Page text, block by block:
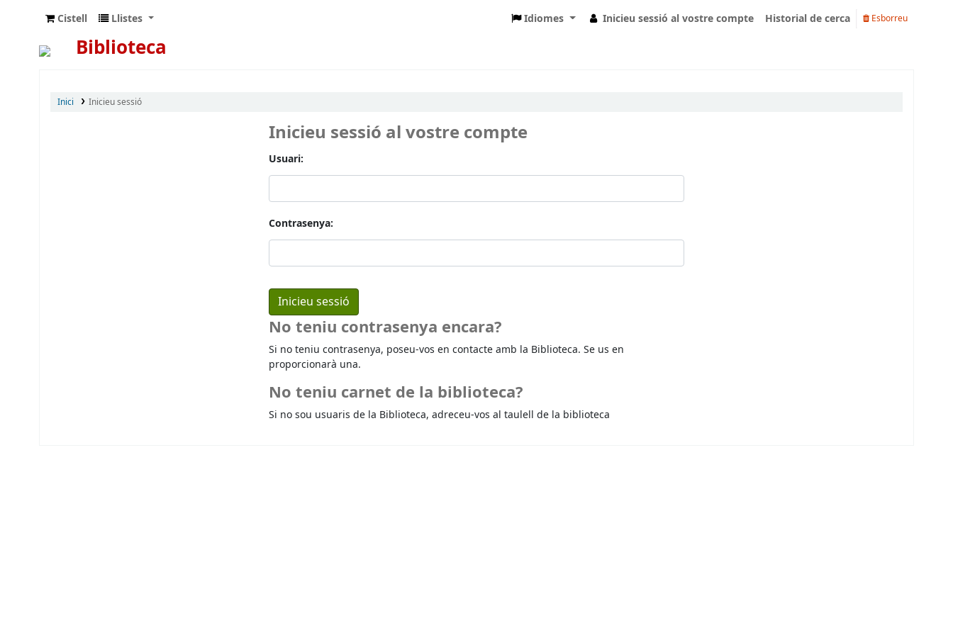
Cistell Llistes Idiomes Inicieu sessió al vostre compte Historial de cerca Esborreu
Biblioteca
Inici Inicieu sessió
Inicieu sessió al vostre compte
Usuari:
Contrasenya:
No teniu contrasenya encara?
Si no teniu contrasenya, poseu-vos en contacte amb la Biblioteca. Se us en
proporcionarà una.
No teniu carnet de la biblioteca?
Si no sou usuaris de la Biblioteca, adreceu-vos al taulell de la biblioteca